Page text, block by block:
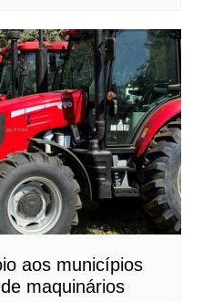
aos municípios
maquinários